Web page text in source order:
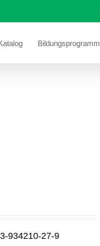
Bildungsprogramm
934210-27-9